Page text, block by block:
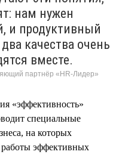
нам нужен
и продуктивный
качества очень
вместе.
партнёр «HR-Лидер»
«эффективность»
специальные
на которых
работы эффективных